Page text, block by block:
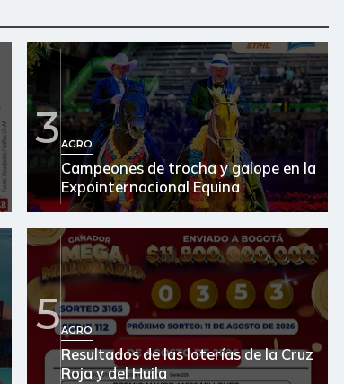
3AGRO
Campeones de trocha y galope en la
Expointernacional Equina
5AGRO
Resultados de las loterías de la Cruz
Roja y del Huila